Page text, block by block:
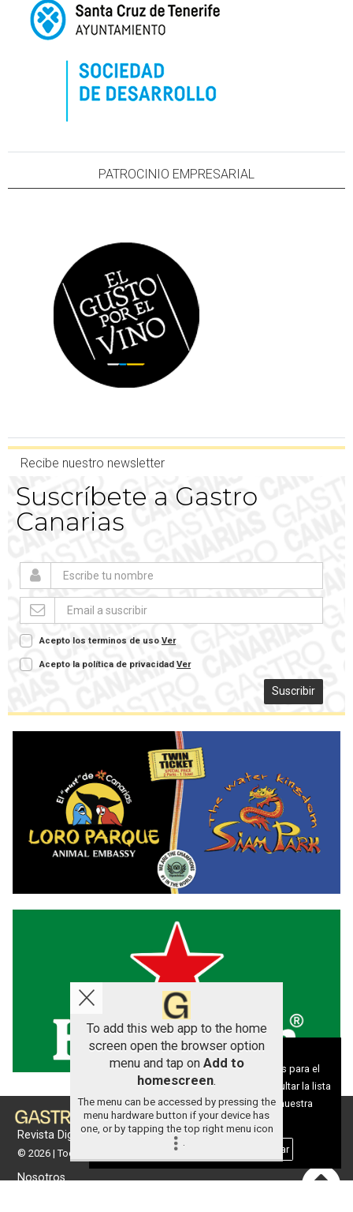
PATROCINIO EMPRESARIAL
Recibe nuestro newsletter
Suscríbete a Gastro
Canarias
Acepto los terminos de uso Ver
Acepto la política de privacidad Ver
Suscribir
Revista Digital de gastronomía
© 2026 | Todos los derechos reservados
Nosotros
To add this web app to the home
screen open the browser option
menu and tap on Add to
homescreen.
The menu can be accessed by pressing the
menu hardware button if your device has
one, or by tapping the top right menu icon
.
Aviso sobre el Uso de cookies:
Utilizamos cookies nuestras y de terceros para el
funcionamiento del digital. Puedes consultar la lista
de cookies y como desconectarlas. Ver nuestra
Política de Privacidad y Cookies
Aceptar Cookies Personalizar